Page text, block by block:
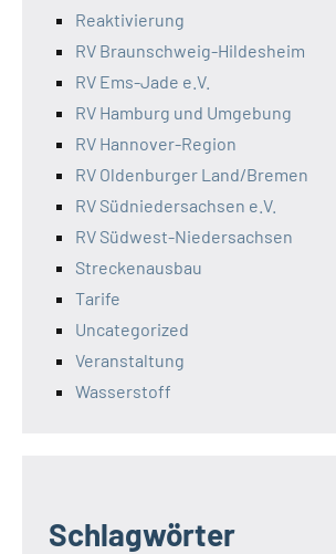
Reaktivierung
RV Braunschweig-Hildesheim
RV Ems-Jade e.V.
RV Hamburg und Umgebung
RV Hannover-Region
RV Oldenburger Land/Bremen
RV Südniedersachsen e.V.
RV Südwest-Niedersachsen
Streckenausbau
Tarife
Uncategorized
Veranstaltung
Wasserstoff
Schlagwörter